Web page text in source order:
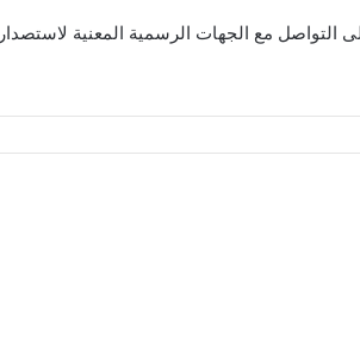
التواصل مع الجهات الرسمية المعنية